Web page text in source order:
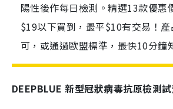
陽性後作每日檢測。精選13款優惠
$19以下買到，最平$10有交易！
可，或通過歐盟標準，最快10分鐘
DEEPBLUE 新型冠狀病毒抗原檢測